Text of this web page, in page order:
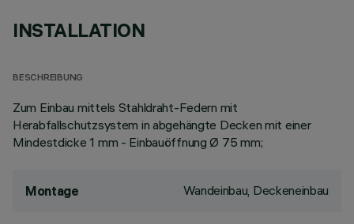
INSTALLATION
BESCHREIBUNG
Zum Einbau mittels Stahldraht-Federn mit
Herabfallschutzsystem in abgehängte Decken mit einer
Mindestdicke 1 mm - Einbauöffnung Ø 75 mm;
Montage Wandeinbau, Deckeneinbau